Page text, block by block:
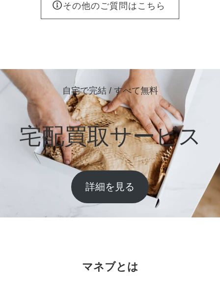
その他のご質問はこちら
自宅で完結 / すべて無料
宅配買取サービス
詳細を見る
マネブとは